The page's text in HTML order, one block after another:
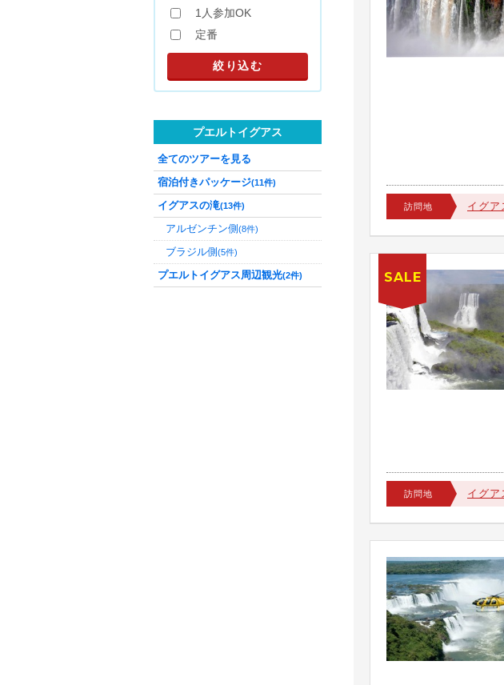
訪問地 イグア
訪問地 イグア
SALE
1人参加OK
定番
プエルトイグアス
全てのツアーを見る
宿泊付きパッケージ(11件)
イグアスの滝(13件)
アルゼンチン側 (8件)
ブラジル側 (5件)
プエルトイグアス周辺観光(2件)